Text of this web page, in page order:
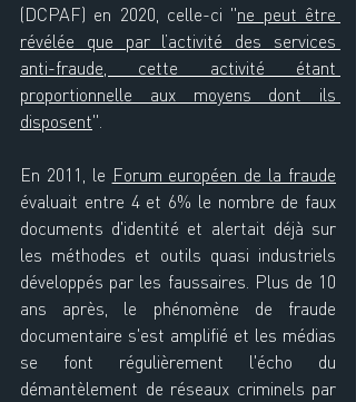
(DCPAF) en 2020, celle-ci "ne peut être
révélée que par l’activité des services
anti-fraude, cette activité étant
proportionnelle aux moyens dont ils
disposent".
En 2011, le Forum européen de la fraude
évaluait entre 4 et 6% le nombre de faux
documents d'identité et alertait déjà sur
les méthodes et outils quasi industriels
développés par les faussaires. Plus de 10
ans après, le phénomène de fraude
documentaire s'est amplifié et les médias
se font régulièrement l'écho du
démantèlement de réseaux criminels par